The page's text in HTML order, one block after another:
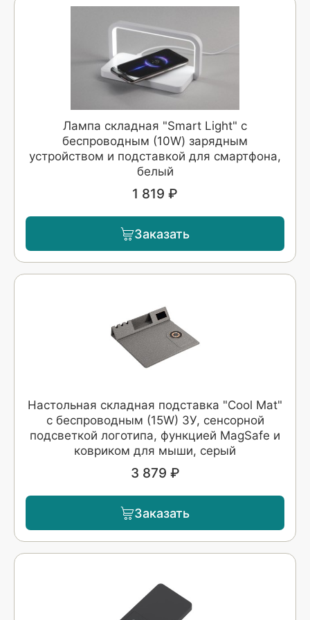
Лампа складная "Smart Light" с
беспроводным (10W) зарядным
устройством и подставкой для смартфона,
белый
1 819 ₽
Заказать
Настольная складная подставка "Cool Mat"
с беспроводным (15W) ЗУ, сенсорной
подсветкой логотипа, функцией MagSafe и
ковриком для мыши, серый
3 879 ₽
Заказать